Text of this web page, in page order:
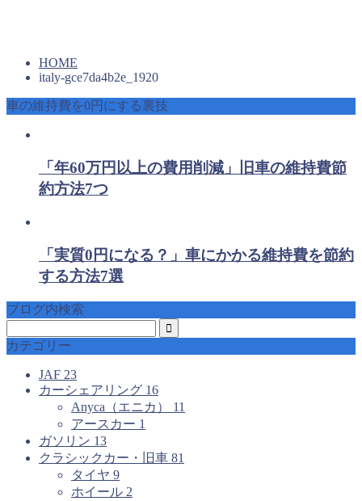
HOME
italy-gce7da4b2e_1920
車の維持費を0円にする裏技
「年60万円以上の費用削減」旧車の維持費節
約方法7つ
「実質0円になる？」車にかかる維持費を節約
する方法7選
ブログ内検索
カテゴリー
JAF 23
カーシェアリング 16
Anyca（エニカ） 11
アースカー 1
ガソリン 13
クラシックカー・旧車 81
タイヤ 9
ホイール 2